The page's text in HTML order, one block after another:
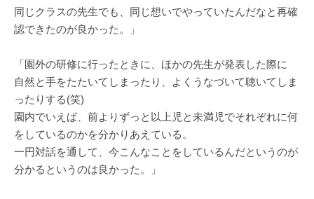
同じクラスの先生でも、同じ想いでやっていたんだなと再確
認できたのが良かった。」
「園外の研修に行ったときに、ほかの先生が発表した際に
自然と手をたたいてしまったり、よくうなづいて聴いてしま
ったりする(笑)
園内でいえば、前よりずっと以上児と未満児でそれぞれに何
をしているのかを分かりあえている。
一円対話を通して、今こんなことをしているんだというのが
分かるというのは良かった。」